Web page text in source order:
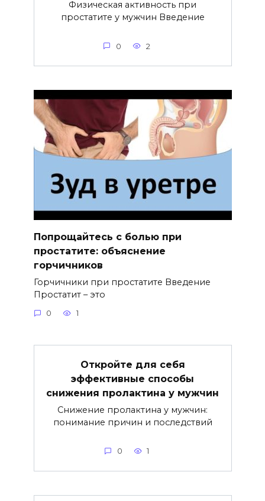
Физическая активность при
простатите у мужчин Введение
0 2
Попрощайтесь с болью при
простатите: объяснение
горчичников
Горчичники при простатите Введение
Простатит – это
0 1
Откройте для себя
эффективные способы
снижения пролактина у мужчин
Снижение пролактина у мужчин:
понимание причин и последствий
0 1